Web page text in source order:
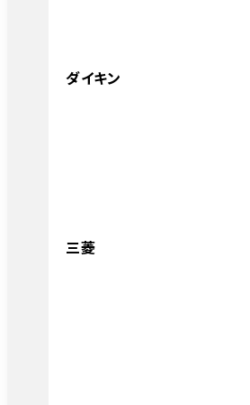
ダイキン
三菱